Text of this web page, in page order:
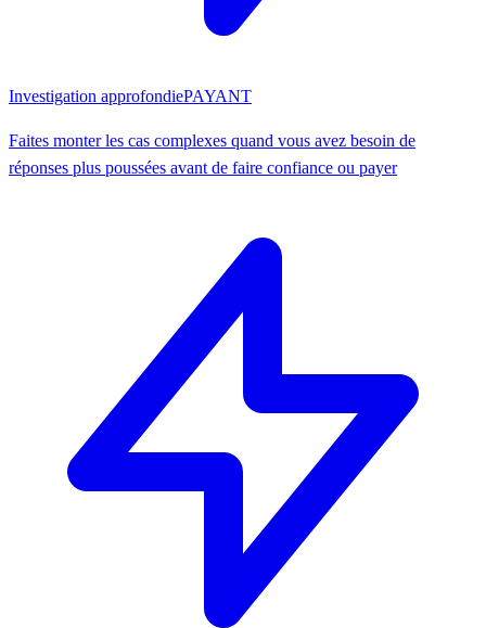
Investigation approfondiePAYANT
Faites monter les cas complexes quand vous avez besoin de
réponses plus poussées avant de faire confiance ou payer